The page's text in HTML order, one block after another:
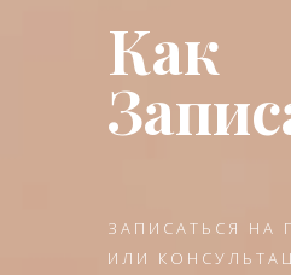
Как
ЗАПИСАТЬСЯ НА
ИЛИ